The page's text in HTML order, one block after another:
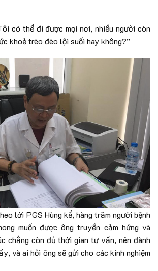
có thể đi được mọi nơi, nhiều người còn
khoẻ trèo đèo lội suối hay không?”
lời PGS Hùng kể, hàng trăm người bệnh
muốn được ông truyền cảm hứng và
chẳng còn đủ thời gian tư vấn, nên đành
và ai hỏi ông sẽ gửi cho các kinh nghiệm